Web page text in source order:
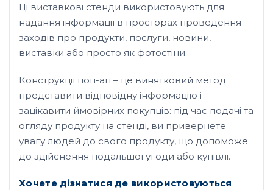
Ці виставкові стенди використовують для
надання інформації в просторах проведення
заходів про продукти, послуги, новини,
виставки або просто як фотостіни.
Конструкції поп-ап – це винятковий метод
представити відповідну інформацію і
зацікавити ймовірних покупців: під час подачі та
огляду продукту на стенді, ви привернете
увагу людей до свого продукту, що допоможе
до здійснення подальшої угоди або купівлі.
Хочете дізнатися де використовуються